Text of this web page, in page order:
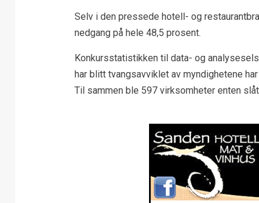
Selv i den pressede hotell- og
nedgang på hele 48,5 prosent.
Konkursstatistikken til data- og
har blitt tvangsavviklet av myndighetene
Til sammen ble 597 virksomheter enten